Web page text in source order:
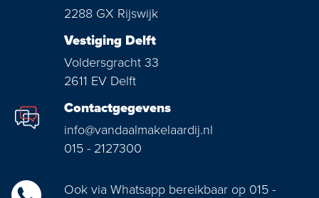
2288 GX Rijswijk
Vestiging Delft
Voldersgracht 33
2611 EV Delft
Contactgegevens
info@vandaalmakelaardij.nl
015 - 2127300
Ook via Whatsapp bereikbaar op 015 -